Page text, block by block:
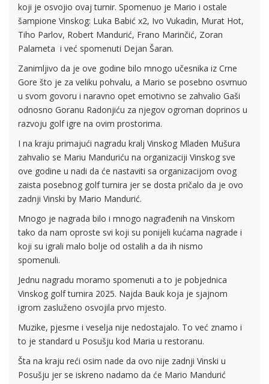
koji je osvojio ovaj turnir. Spomenuo je Mario i ostale
šampione Vinskog: Luka Babić x2, Ivo Vukadin, Murat Hot,
Tiho Parlov, Robert Mandurić, Frano Marinčić, Zoran
Palameta i već spomenuti Dejan Šaran.
Zanimljivo da je ove godine bilo mnogo učesnika iz Crne
Gore što je za veliku pohvalu, a Mario se posebno osvrnuo
u svom govoru i naravno opet emotivno se zahvalio Gaši
odnosno Goranu Radonjiću za njegov ogroman doprinos u
razvoju golf igre na ovim prostorima.
I na kraju primajući nagradu kralj Vinskog Mladen Mušura
zahvalio se Mariu Manduriću na organizaciji Vinskog sve
ove godine u nadi da će nastaviti sa organizacijom ovog
zaista posebnog golf turnira jer se dosta pričalo da je ovo
zadnji Vinski by Mario Mandurić.
Mnogo je nagrada bilo i mnogo nagrađenih na Vinskom
tako da nam oproste svi koji su ponijeli kućama nagrade i
koji su igrali malo bolje od ostalih a da ih nismo
spomenuli.
Jednu nagradu moramo spomenuti a to je pobjednica
Vinskog golf turnira 2025. Najda Bauk koja je sjajnom
igrom zasluženo osvojila prvo mjesto.
Muzike, pjesme i veselja nije nedostajalo. To već znamo i
to je standard u Posušju kod Maria u restoranu.
Šta na kraju reći osim nade da ovo nije zadnji Vinski u
Posušju jer se iskreno nadamo da će Mario Mandurić